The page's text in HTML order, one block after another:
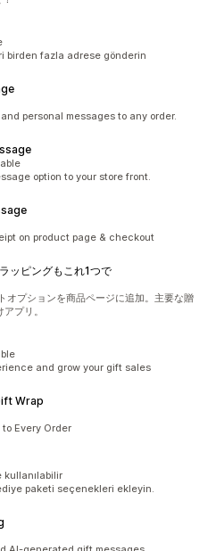
birden fazla adrese gönderin
personal messages to any order.
option to your store front.
on product page & checkout
ッピングもこれ1つで
オプションを商品ページに追加。主要な贈
プリ。
and grow your gift sales
Wrap
Every Order
kullanılabilir
paketi seçenekleri ekleyin.